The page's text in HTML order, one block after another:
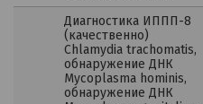
Диагностика ИППП-8
(качественно)
Chlamydia trachomatis,
обнаружение ДНК
Mycoplasma hominis,
обнаружение ДНК